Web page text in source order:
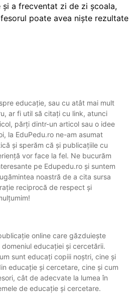
și a frecventat zi de zi școala,
poate avea niște rezultate
educație, sau cu atât mai mult
ar fi util să citați cu link, atunci
părți dintr-un articol sau o idee
la EduPedu.ro ne-am asumat
și sperăm că și publicațiile cu
vor face la fel. Ne bucurăm
pe Edupedu.ro și suntem
noastră de a cita sursa
reciprocă de respect și
online care găzduiește
educației și cercetării.
sunt educați copiii noștri, cine și
educație și cercetare, cine și cum
cât de adecvate la lumea în
de educație și cercetare.